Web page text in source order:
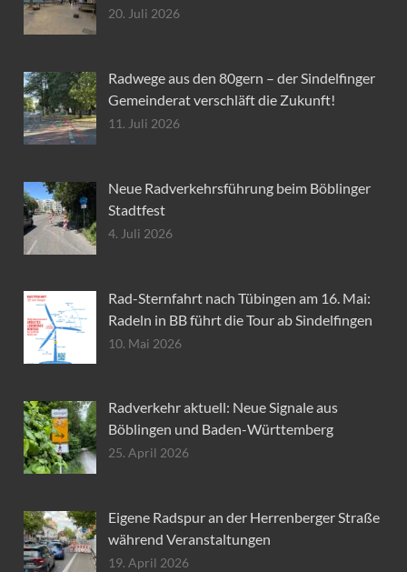
20. Juli 2026
Radwege aus den 80gern – der Sindelfinger
Gemeinderat verschläft die Zukunft!
11. Juli 2026
Neue Radverkehrsführung beim Böblinger
Stadtfest
4. Juli 2026
Rad-Sternfahrt nach Tübingen am 16. Mai:
Radeln in BB führt die Tour ab Sindelfingen
10. Mai 2026
Radverkehr aktuell: Neue Signale aus
Böblingen und Baden-Württemberg
25. April 2026
Eigene Radspur an der Herrenberger Straße
während Veranstaltungen
19. April 2026